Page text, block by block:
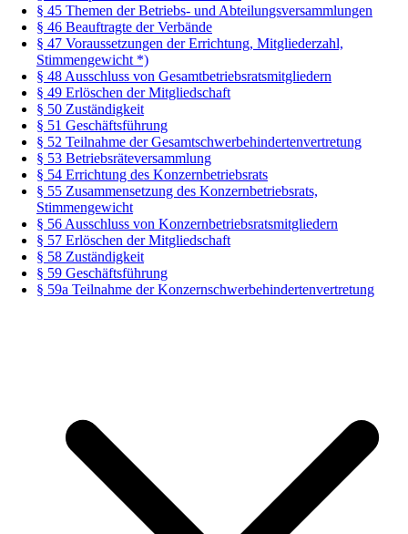
§ 45 Themen der Betriebs- und Abteilungsversammlungen
§ 46 Beauftragte der Verbände
§ 47 Voraussetzungen der Errichtung, Mitgliederzahl,
Stimmengewicht *)
§ 48 Ausschluss von Gesamtbetriebsratsmitgliedern
§ 49 Erlöschen der Mitgliedschaft
§ 50 Zuständigkeit
§ 51 Geschäftsführung
§ 52 Teilnahme der Gesamtschwerbehindertenvertretung
§ 53 Betriebsräteversammlung
§ 54 Errichtung des Konzernbetriebsrats
§ 55 Zusammensetzung des Konzernbetriebsrats,
Stimmengewicht
§ 56 Ausschluss von Konzernbetriebsratsmitgliedern
§ 57 Erlöschen der Mitgliedschaft
§ 58 Zuständigkeit
§ 59 Geschäftsführung
§ 59a Teilnahme der Konzernschwerbehindertenvertretung